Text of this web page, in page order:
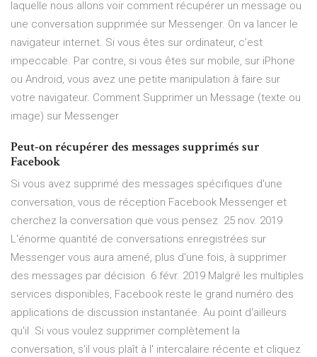
laquelle nous allons voir comment récupérer un message ou
une conversation supprimée sur Messenger. On va lancer le
navigateur internet. Si vous êtes sur ordinateur, c’est
impeccable. Par contre, si vous êtes sur mobile, sur iPhone
ou Android, vous avez une petite manipulation à faire sur
votre navigateur. Comment Supprimer un Message (texte ou
image) sur Messenger
Peut-on récupérer des messages supprimés sur
Facebook
Si vous avez supprimé des messages spécifiques d'une
conversation, vous de réception Facebook Messenger et
cherchez la conversation que vous pensez 25 nov. 2019
L'énorme quantité de conversations enregistrées sur
Messenger vous aura amené, plus d'une fois, à supprimer
des messages par décision 6 févr. 2019 Malgré les multiples
services disponibles, Facebook reste le grand numéro des
applications de discussion instantanée. Au point d'ailleurs
qu'il Si vous voulez supprimer complètement la
conversation, s'il vous plaît à l' intercalaire récente et cliquez